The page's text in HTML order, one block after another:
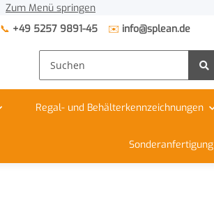
Zum Menü springen
📞 +49 5257 9891-45 ✉️ info@splean.de
Regal- und Behälterkennzeichnungen
Sonderanfertigung